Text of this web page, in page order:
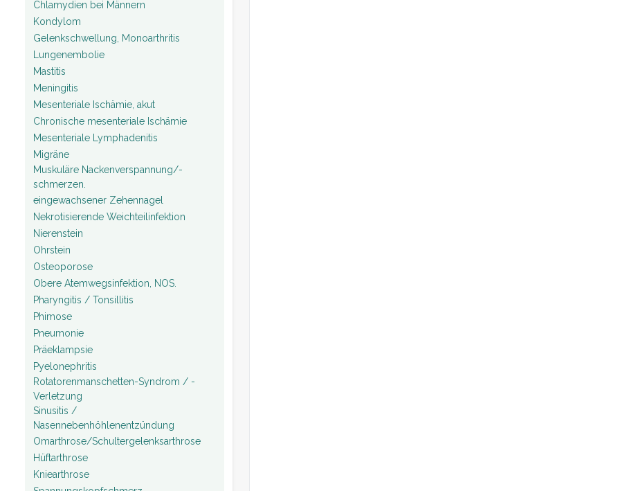
Chlamydien bei Männern
Kondylom
Gelenkschwellung, Monoarthritis
Lungenembolie
Mastitis
Meningitis
Mesenteriale Ischämie, akut
Chronische mesenteriale Ischämie
Mesenteriale Lymphadenitis
Migräne
Muskuläre Nackenverspannung/-
schmerzen.
eingewachsener Zehennagel
Nekrotisierende Weichteilinfektion
Nierenstein
Ohrstein
Osteoporose
Obere Atemwegsinfektion, NOS.
Pharyngitis / Tonsillitis
Phimose
Pneumonie
Präeklampsie
Pyelonephritis
Rotatorenmanschetten-Syndrom / -
Verletzung
Sinusitis /
Nasennebenhöhlenentzündung
Omarthrose/Schultergelenksarthrose
Hüftarthrose
Kniearthrose